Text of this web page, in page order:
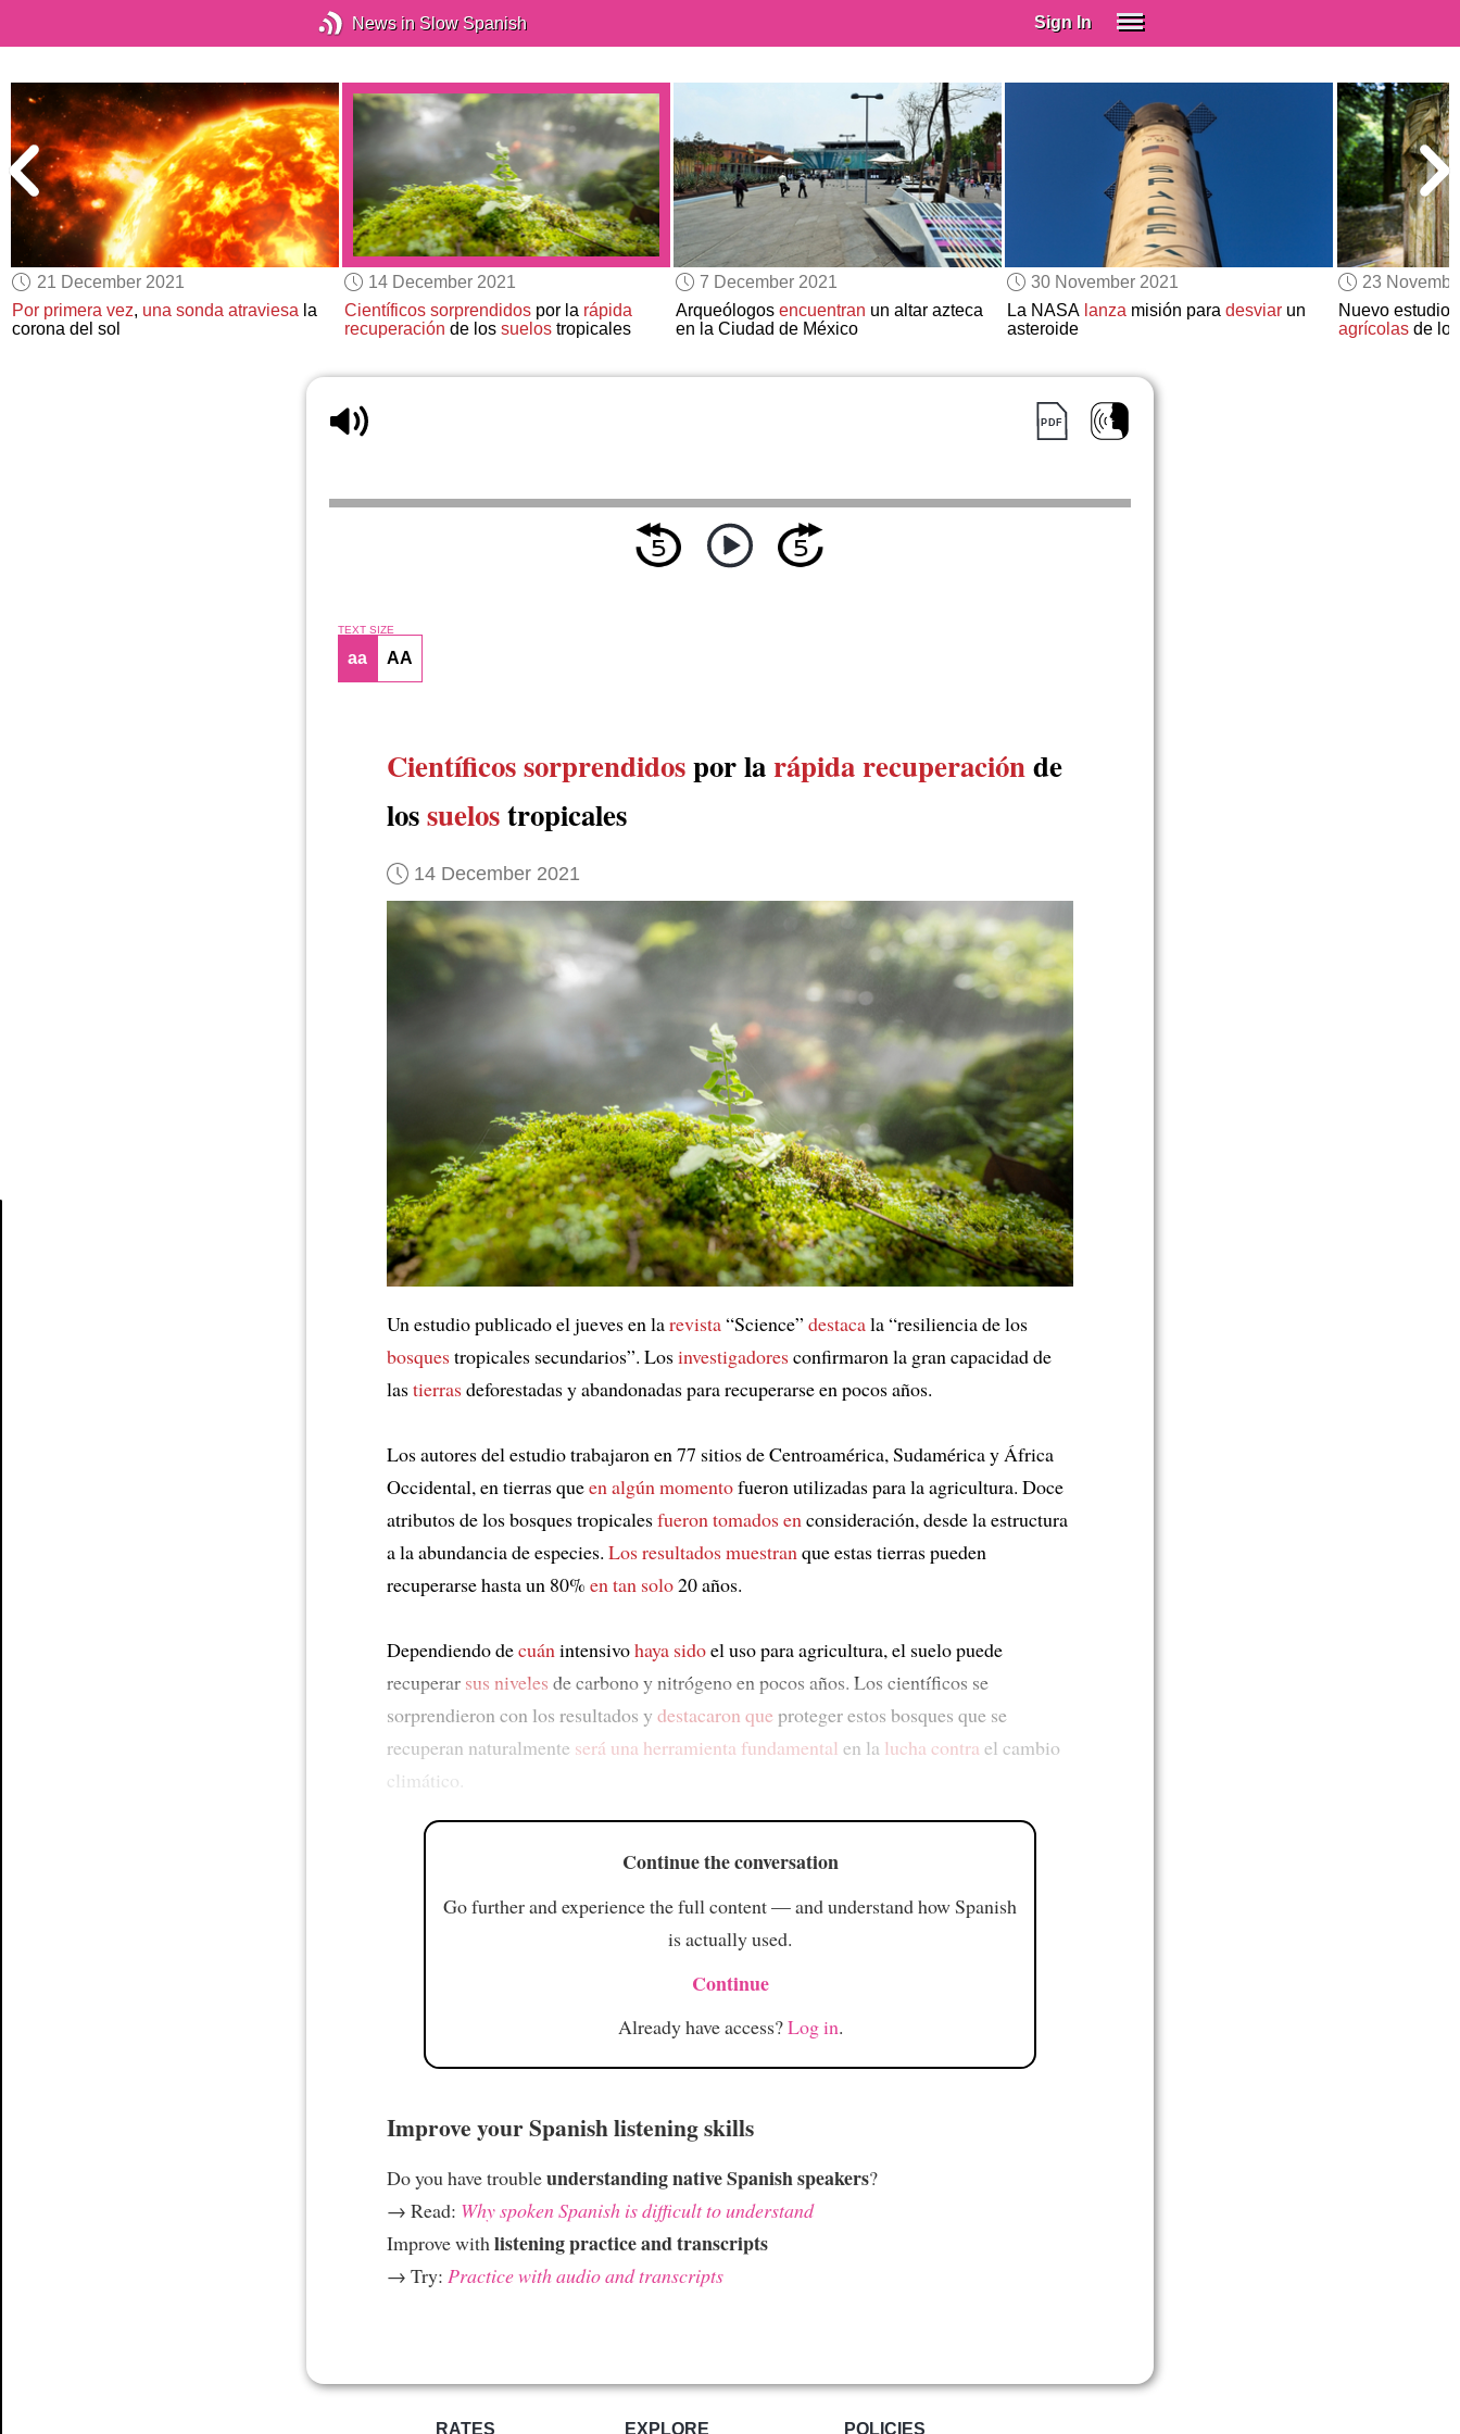
News in Slow Spanish Sign In
Spanish (Spain)
Spanish (Latino)
SUBSCRIBE
EDUCATIONAL LICENSES
GIFT CARDS
OTHER LANGUAGES
21 December 2021
Por primera vez, una sonda atraviesa la
corona del sol
14 December 2021
Científicos sorprendidospor la rápida
recuperación de los suelostropicales
7 December 2021
Arqueólogos encuentran un altar azteca
en la Ciudad de México
30 November 2021
La NASA lanzamisión para desviarun
asteroide
23
Nuevo estudio
agrícolas de
TEXT SIZE
aa AA
Científicos sorprendidospor larápida recuperaciónde
lossuelostropicales
14 December 2021
Un estudio publicado el jueves en larevista“Science” destacala “resiliencia de los
bosquestropicales secundarios”. Losinvestigadoresconfirmaron la gran capacidad de
lastierrasdeforestadas y abandonadas para recuperarse en pocos años.
Los autores del estudio trabajaron en 77 sitios de Centroamérica, Sudamérica y África
Occidental, en tierras queen algún momentofueron utilizadas para la agricultura. Doce
atributos de los bosques tropicalesfueron tomados enconsideración, desde la estructura
a la abundancia de especies. Los resultados muestranque estas tierras pueden
recuperarse hasta un 80% en tan solo20 años.
Dependiendo decuánintensivohaya sidoel uso para agricultura, el suelo puede
recuperar sus niveles de carbono y nitrógeno en pocos años. Los científicos se
sorprendieron con los resultados y destacaron queproteger estos bosques que se
recuperan naturalmente será una herramienta fundamental en la lucha contra el cambio
climático.
Continue the conversation
Go further and experience the full content — and understand how Spanish
is actually used.
Continue
Already have access?Log in.
Improve your Spanish listening skills
Do you have troubleunderstanding native Spanish speakers?
→ Read: Why spoken Spanish is difficult to understand
Improve with listening practice and transcripts
→ Try: Practice with audio and transcripts
RATES EXPLORE POLICIES